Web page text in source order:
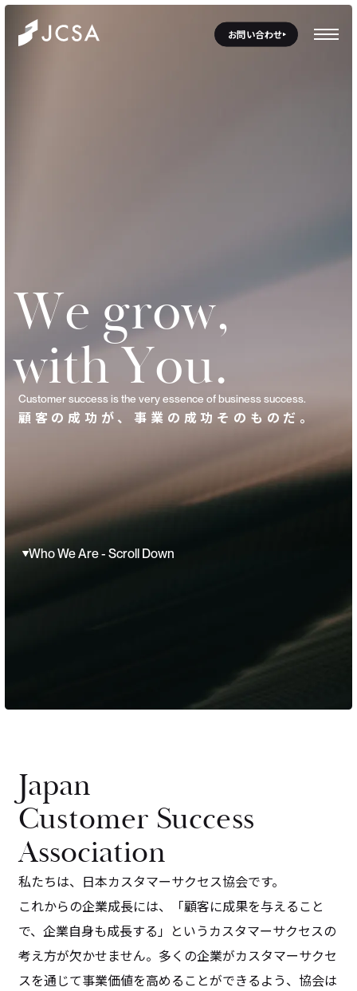
お問い合わせ
We grow,
withYou.
Customer success is the very essence of business success.
顧客の成功が、事業の成功そのものだ。
Who We Are - Scroll Down
Japan
Customer Success
Association
私たちは、日本カスタマーサクセス協会です。
これからの企業成長には、「顧客に成果を与えること
で、企業自身も成長する」というカスタマーサクセスの
考え方が欠かせません。多くの企業がカスタマーサクセ
スを通じて事業価値を高めることができるよう、協会は